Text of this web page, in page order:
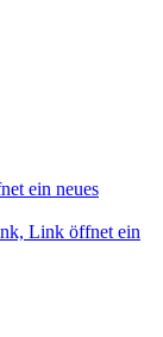
ein neues
Link öffnet ein